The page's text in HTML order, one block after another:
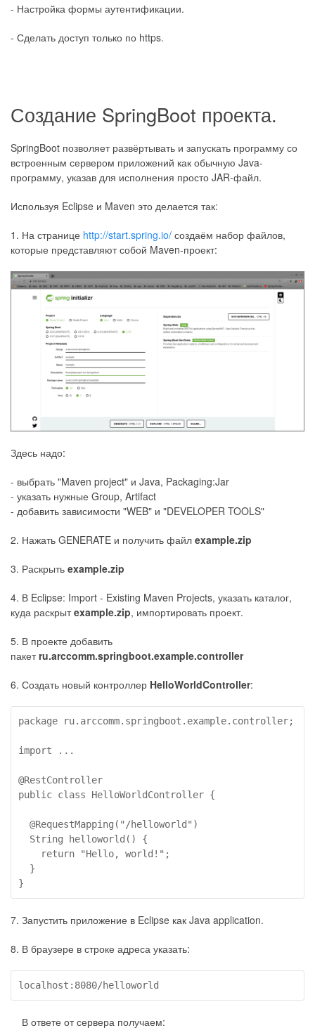
- Настройка формы аутентификации.
- Сделать доступ только по https.
Создание SpringBoot проекта.
SpringBoot позволяет развёртывать и запускать программу со
встроенным сервером приложений как обычную Java-
программу, указав для исполнения просто JAR-файл.
Используя Eclipse и Maven это делается так:
1. На странице http://start.spring.io/ создаём набор файлов,
которые представляют собой Maven-проект:
Здесь надо:
- выбрать "Maven project" и Java, Packaging:Jar
- указать нужные Group, Artifact
- добавить зависимости "WEB" и "DEVELOPER TOOLS"
2. Нажать GENERATE и получить файл example.zip
3. Раскрыть example.zip
4. В Eclipse: Import - Existing Maven Projects, указать каталог,
куда раскрытexample.zip, импортировать проект.
5. В проекте добавить
пакет ru.arccomm.springboot.example.controller
6. Создать новый контроллер HelloWorldController:
package ru.arccomm.springboot.example.controller;
import ...
@RestController
public class HelloWorldController {
  @RequestMapping("/helloworld")
  String helloworld() {
    return "Hello, world!";
  }
}
7. Запустить приложение в Eclipse как Java application.
8. В браузере в строке адреса указать:
В ответе от сервера получаем: